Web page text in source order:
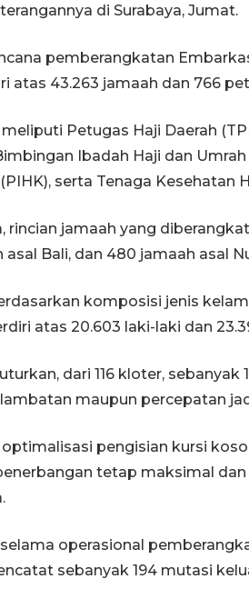
di Surabaya, Jumat.
pemberangkatan
atas 43.263 jamaah dan 766
Petugas Haji Daerah
Ibadah Haji dan
serta Tenaga Kesehatan
rincian jamaah yang
Bali, dan 480 jamaah asal
komposisi jenis
atas 20.603 laki-laki dan
dari 116 kloter,
maupun percepatan
pengisian kursi
tetap maksimal
operasional
sebanyak 194 mutasi